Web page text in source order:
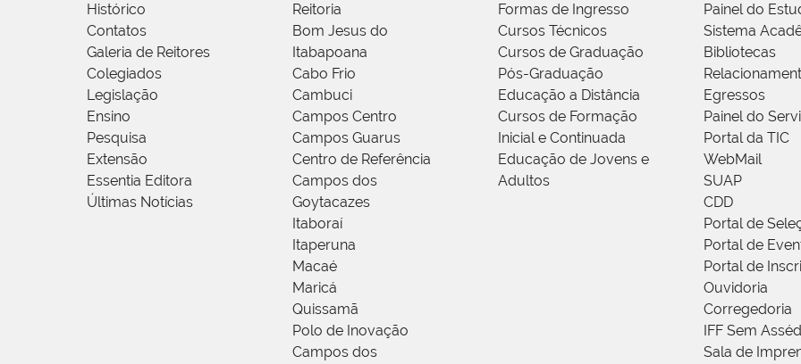
Histórico
Contatos
Galeria de Reitores
Colegiados
Legislação
Ensino
Pesquisa
Extensão
Essentia Editora
Últimas Notícias
Reitoria
Bom Jesus do
Itabapoana
Cabo Frio
Cambuci
Campos Centro
Campos Guarus
Centro de Referência
Campos dos
Goytacazes
Itaboraí
Itaperuna
Macaé
Maricá
Quissamã
Polo de Inovação
Campos dos
Formas de Ingresso
Cursos Técnicos
Cursos de Graduação
Pós-Graduação
Educação a Distância
Cursos de Formação
Inicial e Continuada
Educação de Jovens e
Adultos
Painel do
Sistema
Bibliotecas
Egressos
Painel do
Portal da TIC
WebMail
SUAP
CDD
Portal de
Portal de
Portal de
Ouvidoria
Corregedoria
IFF Sem
Sala de